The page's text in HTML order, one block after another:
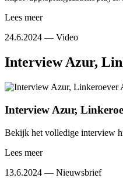
Lees meer
24.6.2024 — Video
Interview Azur,
Interview Azur,
Bekijk het volledige interview
Lees meer
13.6.2024 — Nieuwsbrief